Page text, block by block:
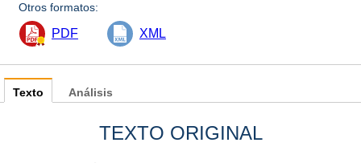
Otros formatos:
PDF XML
Texto
TEXTO ORIGINAL
Análisis